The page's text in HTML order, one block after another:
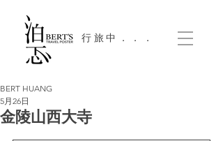
​行旅中．．．
金陵山西大寺
BERT HUANG
5月26日